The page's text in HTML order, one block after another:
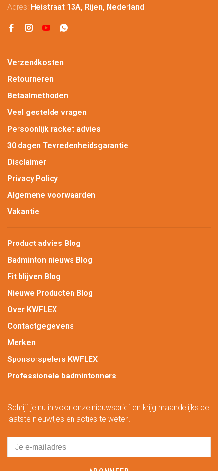
Adres: Heistraat 13A, Rijen, Nederland
Verzendkosten
Retourneren
Betaalmethoden
Veel gestelde vragen
Persoonlijk racket advies
30 dagen Tevredenheidsgarantie
Disclaimer
Privacy Policy
Algemene voorwaarden
Vakantie
Product advies Blog
Badminton nieuws Blog
Fit blijven Blog
Nieuwe Producten Blog
Over KWFLEX
Contactgegevens
Merken
Sponsorspelers KWFLEX
Professionele badmintonners
Schrijf je nu in voor onze nieuwsbrief en krijg maandelijks de
laatste nieuwtjes en acties te weten.